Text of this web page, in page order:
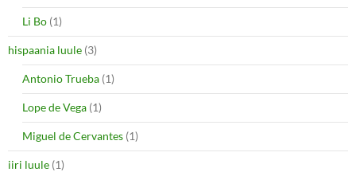
Li Bo (1)
hispaania luule (3)
Antonio Trueba (1)
Lope de Vega (1)
Miguel de Cervantes (1)
iiri luule (1)